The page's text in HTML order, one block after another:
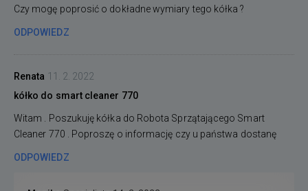
Czy mogę poprosić o dokładne wymiary tego kółka ?
ODPOWIEDZ
Renata 11. 2. 2022
kółko do smart cleaner 770
Witam . Poszukuję kółka do Robota Sprzątającego Smart
Cleaner 770 . Poproszę o informację czy u państwa dostanę
ODPOWIEDZ